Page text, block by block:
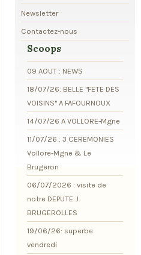
Newsletter
Contactez-nous
Scoops
09 AOUT : NEWS
18/07/26: BELLE "FETE DES
VOISINS" A FAFOURNOUX
14/07/26 A VOLLORE-Mgne
11/07/26 : 3 CEREMONIES
Vollore-Mgne & Le
Brugeron
06/07/2026 : visite de
notre DEPUTE J.
BRUGEROLLES
19/06/26: superbe
vendredi